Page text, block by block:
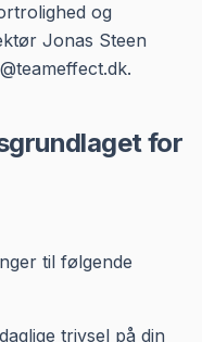
og
Jonas Steen
for
til følgende
trivsel på din